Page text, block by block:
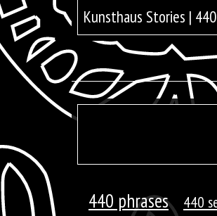
Kunsthaus Stories |
440 phrases 440